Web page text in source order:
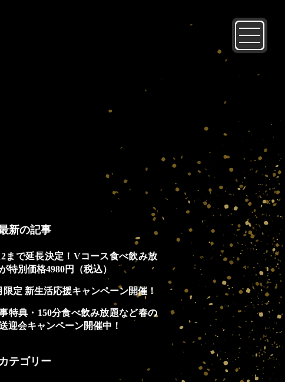
新の記事
まで延長決定！Vコース食べ飲み放
特別価格4980円（税込）
限定 新生活応援キャンペーン開催！
特典・150分食べ飲み放題など春の
迎会キャンペーン開催中！
テゴリー